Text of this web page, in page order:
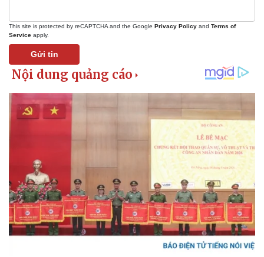
Doanh nghiệp
Thông tin doanh nghiệp
Doanh nghiệp 24h
Doanh nhân
Vì cộng đồng
Công nghệ
Sành điệu
Tin Công nghệ
Trải nghiệm
Chuyển đổi số
This site is protected by reCAPTCHA and the Google Privacy Policy and Terms of
Service apply.
Gửi tin